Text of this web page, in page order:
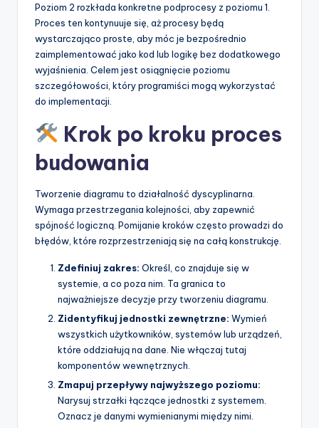
Poziom 2 rozkłada konkretne podprocesy z poziomu 1.
Proces ten kontynuuje się, aż procesy będą
wystarczająco proste, aby móc je bezpośrednio
zaimplementować jako kod lub logikę bez dodatkowego
wyjaśnienia. Celem jest osiągnięcie poziomu
szczegółowości, który programiści mogą wykorzystać
do implementacji.
Krok po kroku proces
budowania
Tworzenie diagramu to działalność dyscyplinarna.
Wymaga przestrzegania kolejności, aby zapewnić
spójność logiczną. Pomijanie kroków często prowadzi do
błędów, które rozprzestrzeniają się na całą konstrukcję.
Zdefiniuj zakres: Określ, co znajduje się w
systemie, a co poza nim. Ta granica to
najważniejsze decyzje przy tworzeniu diagramu.
Zidentyfikuj jednostki zewnętrzne: Wymień
wszystkich użytkowników, systemów lub urządzeń,
które oddziałują na dane. Nie włączaj tutaj
komponentów wewnętrznych.
Zmapuj przepływy najwyższego poziomu:
Narysuj strzałki łączące jednostki z systemem.
Oznacz je danymi wymienianymi między nimi.